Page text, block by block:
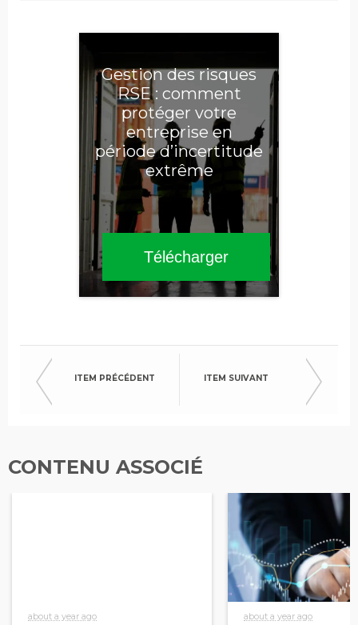
Gestion des risques
RSE : comment
protéger votre
entreprise en
période d’incertitude
extrême
Télécharger
ITEM PRÉCÉDENT ITEM SUIVANT
CONTENU ASSOCIÉ
about a year ago about a year ago